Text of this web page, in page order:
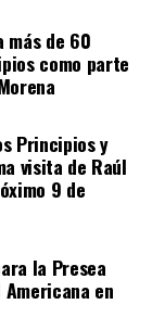
intereses o
sus canales
Rubén
social federal
su parte, la
de
y que
de
más de 60
como parte
Principios y
visita de Raúl
9 de
la Presea
Americana en